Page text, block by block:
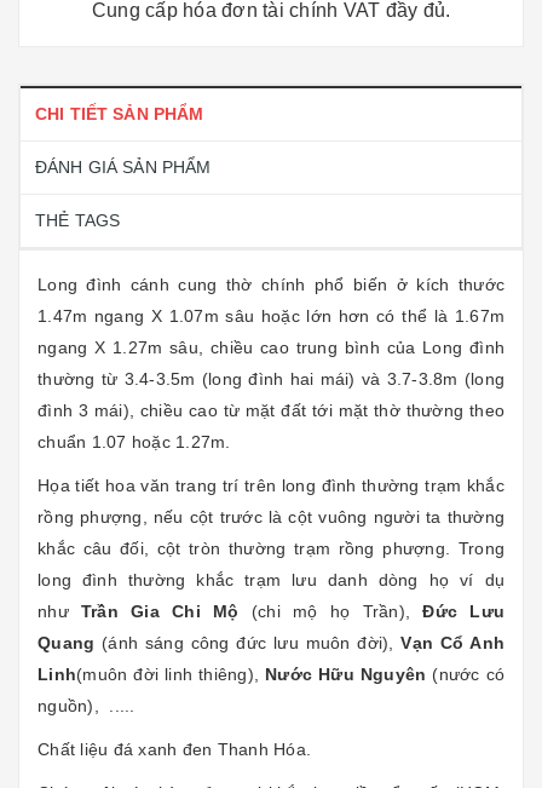
Cung cấp hóa đơn tài chính VAT đầy đủ.
CHI TIẾT SẢN PHẨM
ĐÁNH GIÁ SẢN PHẨM
THẺ TAGS
Long đình cánh cung thờ chính phổ biến ở kích thước
1.47m ngang X 1.07m sâu hoặc lớn hơn có thể là 1.67m
ngang X 1.27m sâu, chiều cao trung bình của Long đình
thường từ 3.4-3.5m (long đình hai mái) và 3.7-3.8m (long
đình 3 mái), chiều cao từ mặt đất tới mặt thờ thường theo
chuẩn 1.07 hoặc 1.27m.
Họa tiết hoa văn trang trí trên long đình thường trạm khắc
rồng phượng, nếu cột trước là cột vuông người ta thường
khắc câu đối, cột tròn thường trạm rồng phượng. Trong
long đình thường khắc trạm lưu danh dòng họ ví dụ
như Trần Gia Chi Mộ (chi mộ họ Trần),Đức Lưu
Quang (ánh sáng công đức lưu muôn đời),Vạn Cổ Anh
Linh(muôn đời linh thiêng), Nước Hữu Nguyên (nước có
nguồn), .....
Chất liệu đá xanh đen Thanh Hóa.